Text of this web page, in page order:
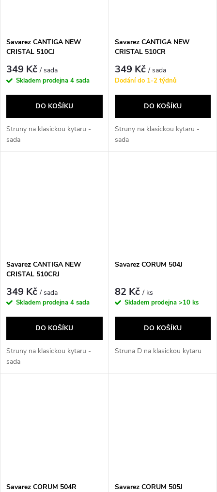
Savarez CANTIGA NEW
CRISTAL 510CJ
349 Kč/ sada
Skladem prodejna 4 sada
DO KOŠÍKU
Struny na klasickou kytaru -
sada
Savarez CANTIGA NEW
CRISTAL 510CR
349 Kč/ sada
Dodání do 1-2 týdnů
DO KOŠÍKU
Struny na klasickou kytaru -
sada
Savarez CANTIGA NEW
CRISTAL 510CRJ
349 Kč/ sada
Skladem prodejna 4 sada
DO KOŠÍKU
Struny na klasickou kytaru -
sada
Savarez CORUM 504J
82 Kč/ ks
Skladem prodejna >10 ks
DO KOŠÍKU
Struna D na klasickou kytaru
Savarez CORUM 504R Savarez CORUM 505J